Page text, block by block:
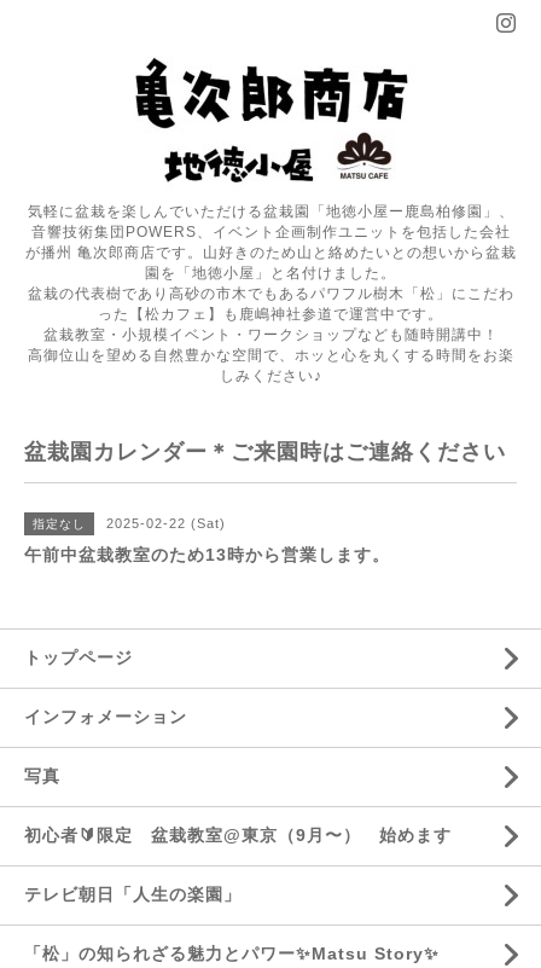
気軽に盆栽を楽しんでいただける盆栽園「地徳小屋ー鹿島柏修園」、
音響技術集団POWERS、イベント企画制作ユニットを包括した会社
が播州 亀次郎商店です。山好きのため山と絡めたいとの想いから盆栽
園を「地徳小屋」と名付けました。
盆栽の代表樹であり高砂の市木でもあるパワフル樹木「松」にこだわ
った【松カフェ】も鹿嶋神社参道で運営中です。
盆栽教室・小規模イベント・ワークショップなども随時開講中！
高御位山を望める自然豊かな空間で、ホッと心を丸くする時間をお楽
しみください♪
盆栽園カレンダー＊ご来園時はご連絡ください
指定なし 2025-02-22 (Sat)
午前中盆栽教室のため13時から営業します。
トップページ
インフォメーション
写真
初心者🔰限定 盆栽教室@東京（9月〜） 始めます
テレビ朝日「人生の楽園」
「松」の知られざる魅力とパワー✨Matsu Story✨